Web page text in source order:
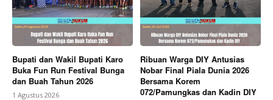
Bupati dan Wakil Bupati Karo
Buka Fun Run Festival Bunga
dan Buah Tahun 2026
1 Agustus 2026
Ribuan Warga DIY Antusias
Nobar Final Piala Dunia 2026
Bersama Korem
072/Pamungkas dan Kadin DIY